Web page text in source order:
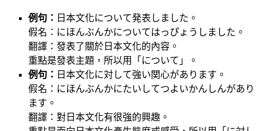
例句： 日本文化について発表しました。
假名：にほんぶんかについてはっぴょうしました。
翻譯：發表了關於日本文化的內容。
重點是發表主題，所以用「について」。
例句： 日本文化に対して強い関心があります。
假名：にほんぶんかにたいしてつよいかんしんがあり
ます。
翻譯：對日本文化有很強的興趣。